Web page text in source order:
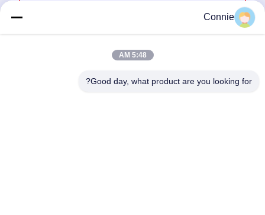
Connie
5:48 AM
Good day, what product are you looking for?